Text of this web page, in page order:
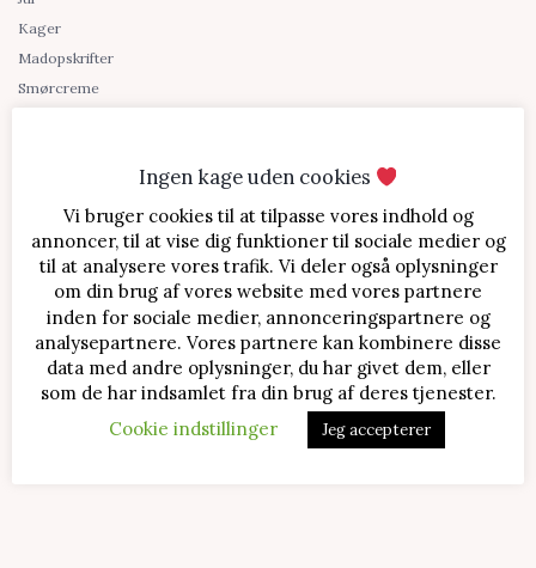
Kager
Madopskrifter
Smørcreme
Tilbehør
Blog
Om Bente Bager
Kontakt
Shopping links
Ingen kage uden cookies
Vi bruger cookies til at tilpasse vores indhold og
annoncer, til at vise dig funktioner til sociale medier og
til at analysere vores trafik. Vi deler også oplysninger
om din brug af vores website med vores partnere
inden for sociale medier, annonceringspartnere og
analysepartnere. Vores partnere kan kombinere disse
data med andre oplysninger, du har givet dem, eller
som de har indsamlet fra din brug af deres tjenester.
Cookie indstillinger
Jeg accepterer